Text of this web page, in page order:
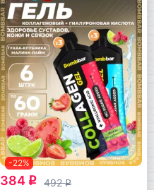
-22%
384 q 492q